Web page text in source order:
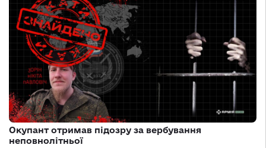
Окупант отримав підозру за вербування
неповнолітньої